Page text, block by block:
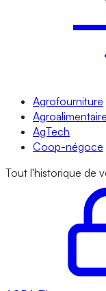
Agrofourniture
Agroalimentaire
AgTech
Coop-négoce
Tout l'historique de